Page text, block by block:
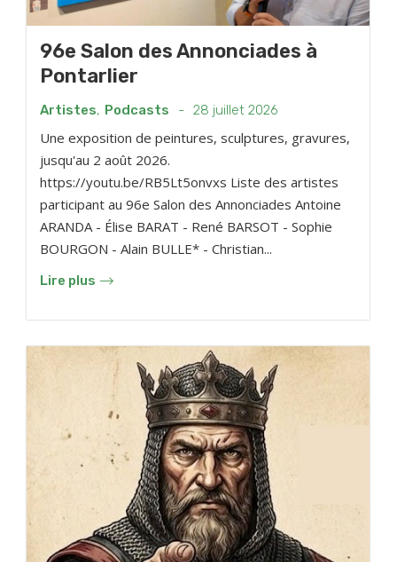
96e Salon des Annonciades à
Pontarlier
Artistes, Podcasts - 28 juillet 2026
Une exposition de peintures, sculptures, gravures,
jusqu'au 2 août 2026.
https://youtu.be/RB5Lt5onvxs Liste des artistes
participant au 96e Salon des Annonciades Antoine
ARANDA - Élise BARAT - René BARSOT - Sophie
BOURGON - Alain BULLE* - Christian...
Lire plus